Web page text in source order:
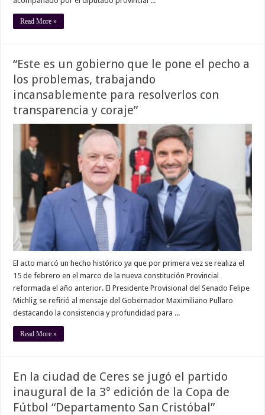
Read More »
“Este es un gobierno que le pone el pecho a
los problemas, trabajando
incansablemente para resolverlos con
transparencia y coraje”
El acto marcó un hecho histórico ya que por primera vez se realiza el
15 de febrero en el marco de la nueva constitución Provincial
reformada el año anterior. El Presidente Provisional del Senado Felipe
Michlig se refirió al mensaje del Gobernador Maximiliano Pullaro
destacando la consistencia y profundidad para ...
Read More »
En la ciudad de Ceres se jugó el partido
inaugural de la 3° edición de la Copa de
Fútbol “Departamento San Cristóbal”